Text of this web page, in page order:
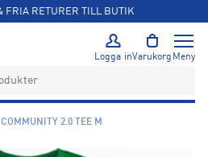
FRIA RETURER TILL BUTIK
Logga inVarukorg Meny
COMMUNITY 2.0 TEE M